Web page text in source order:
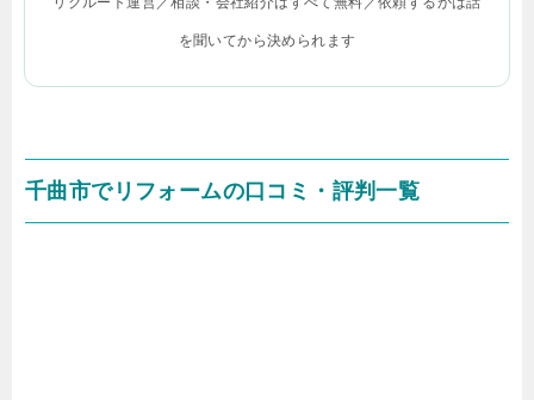
を聞いてから決められます
千曲市でリフォームの口コミ・評判一覧